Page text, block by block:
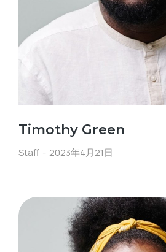
Timothy Green
Staff 2023年4月21日